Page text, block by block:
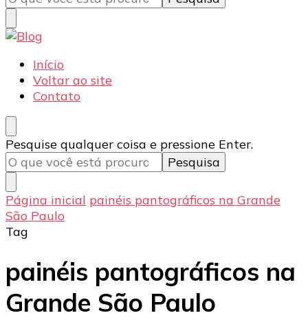
Blog
Dexpo – Displays e Expositores Portateis
Início
Voltar ao site
Contato
Procurando
algo?
Pesquise qualquer coisa e pressione Enter.
Página inicial painéis pantográficos na Grande
São Paulo
Tag
painéis pantográficos na
Grande São Paulo